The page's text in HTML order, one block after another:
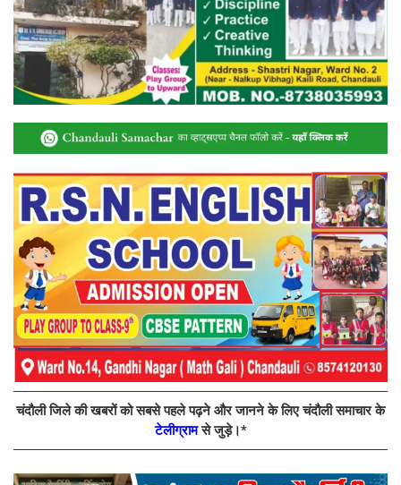
चंदौली जिले की खबरों को सबसे पहले पढ़ने और जानने के लिए चंदौली समाचार के
टेलीग्रामसे जुड़े।*